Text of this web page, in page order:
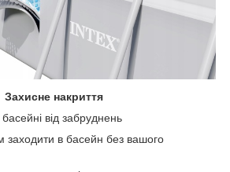
Захисне накриття
від забруднень
заходити в басейн без вашого